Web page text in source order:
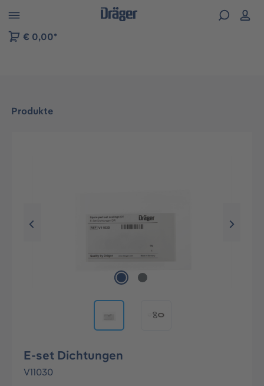
der B2B-Plattform springen
€ 0,00*
Produkte
E-set Dichtungen
V11030